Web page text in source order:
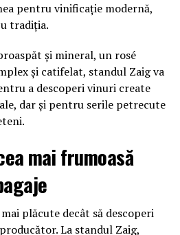
pentru vinificație modernă,
tradiția.
și mineral, un rosé
și catifelat, standul Zaig va
a descoperi vinuri create
dar și pentru serile petrecute
mai frumoasă
plăcute decât să descoperi
La standul Zaig,